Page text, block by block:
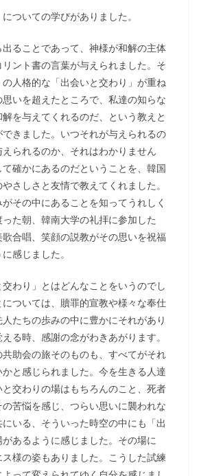
ついての学びがありました。
出ることであって、神様が和解の主体
ント書の言葉が与えられました。そ
の人格的な「出会いと交わり」が重ね
いを超えたところで、私達の知らな
を与えてくれるのだ、という教えと
できました。いつそれが与えられるの
られるのか、それはわかりません
確かにあるのだということを、韓国
さしさと友情で教えてくれました。
その中にあることを知ってうれしく
た朝、韓南大学の礼拝に参加した
合唱、笑顔の説教がその思いを祝福
感じました。
わり」とはどんなことをいうのでし
ついては、贖罪的宣教や様々な奉仕
たちの歩みの中に豊かにそれがあり
る時、感謝の念がわきあがります。
助会の旅そのものも、すべてがそれ
と感じられました。今を生きる人達
交わりの場はもちろんのこと、死者
苦悩を感じ、つらい思いに襲われな
いる、そういった時空の中にも「出
あるように感じました。その場に
様の姿もありました。こうした試練